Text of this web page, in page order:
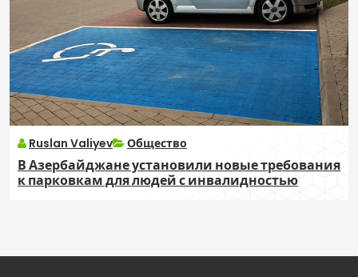
Ruslan Valiyev Общество
В Азербайджане установили новые требования
к парковкам для людей с инвалидностью